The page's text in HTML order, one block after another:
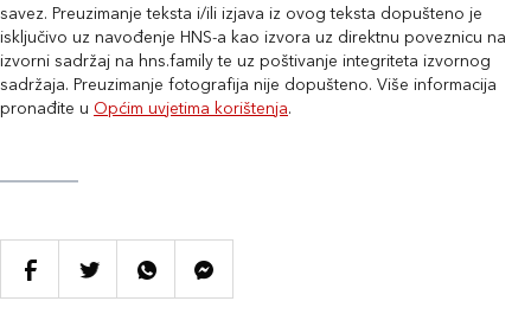
savez. Preuzimanje teksta i/ili izjava iz ovog teksta dopušteno je
isključivo uz navođenje HNS-a kao izvora uz direktnu poveznicu na
izvorni sadržaj na hns.family te uz poštivanje integriteta izvornog
sadržaja. Preuzimanje fotografija nije dopušteno. Više informacija
pronađite u Općim uvjetima korištenja.